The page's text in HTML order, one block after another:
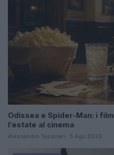
Odissea e Spider-Man: i
l’estate al cinema
Alessandro Tassinari · 5 Ago 2026